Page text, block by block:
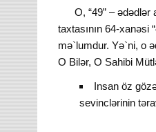
O, “49” – ədədlər
taxtasının 64-xanəsi
mə`lumdur. Yə`ni, o
O Bilər, O Sahibi
Insan öz
sevinclərinin